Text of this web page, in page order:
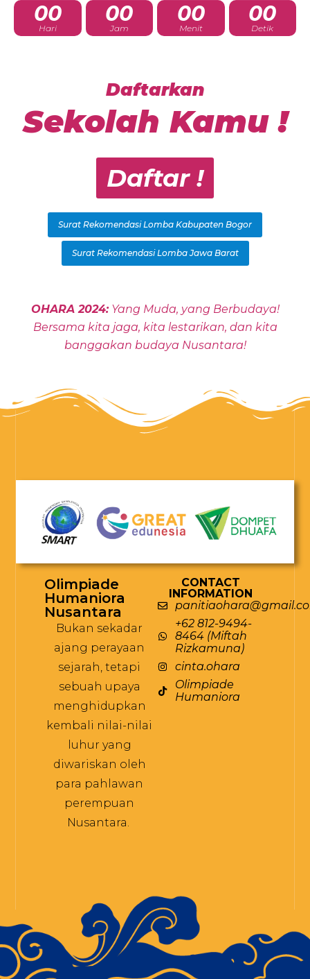
00
Hari
00
Jam
00
Menit
00
Detik
Daftarkan
Sekolah Kamu !
Daftar !
Surat Rekomendasi Lomba Kabupaten Bogor
Surat Rekomendasi Lomba Jawa Barat
OHARA 2024:Yang Muda, yang Berbudaya!
Bersama kita jaga, kita lestarikan, dan kita
banggakan budaya Nusantara!
Olimpiade
Humaniora
Nusantara
Bukan sekadar
ajang perayaan
sejarah, tetapi
sebuah upaya
menghidupkan
kembali nilai-nilai
luhur yang
diwariskan oleh
para pahlawan
perempuan
Nusantara.
CONTACT
INFORMATION
+62 812-9494-
8464 (Miftah
Rizkamuna)
cinta.ohara
Olimpiade
Humaniora